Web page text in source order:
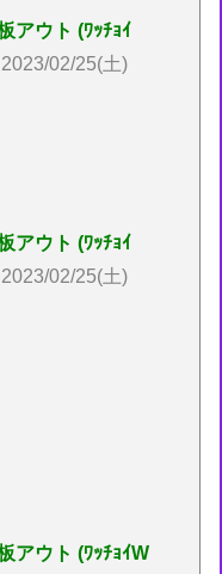
アウト (ﾜｯﾁｮｲ
2023/02/25(土)
アウト (ﾜｯﾁｮｲ
2023/02/25(土)
アウト (ﾜｯﾁｮｲW